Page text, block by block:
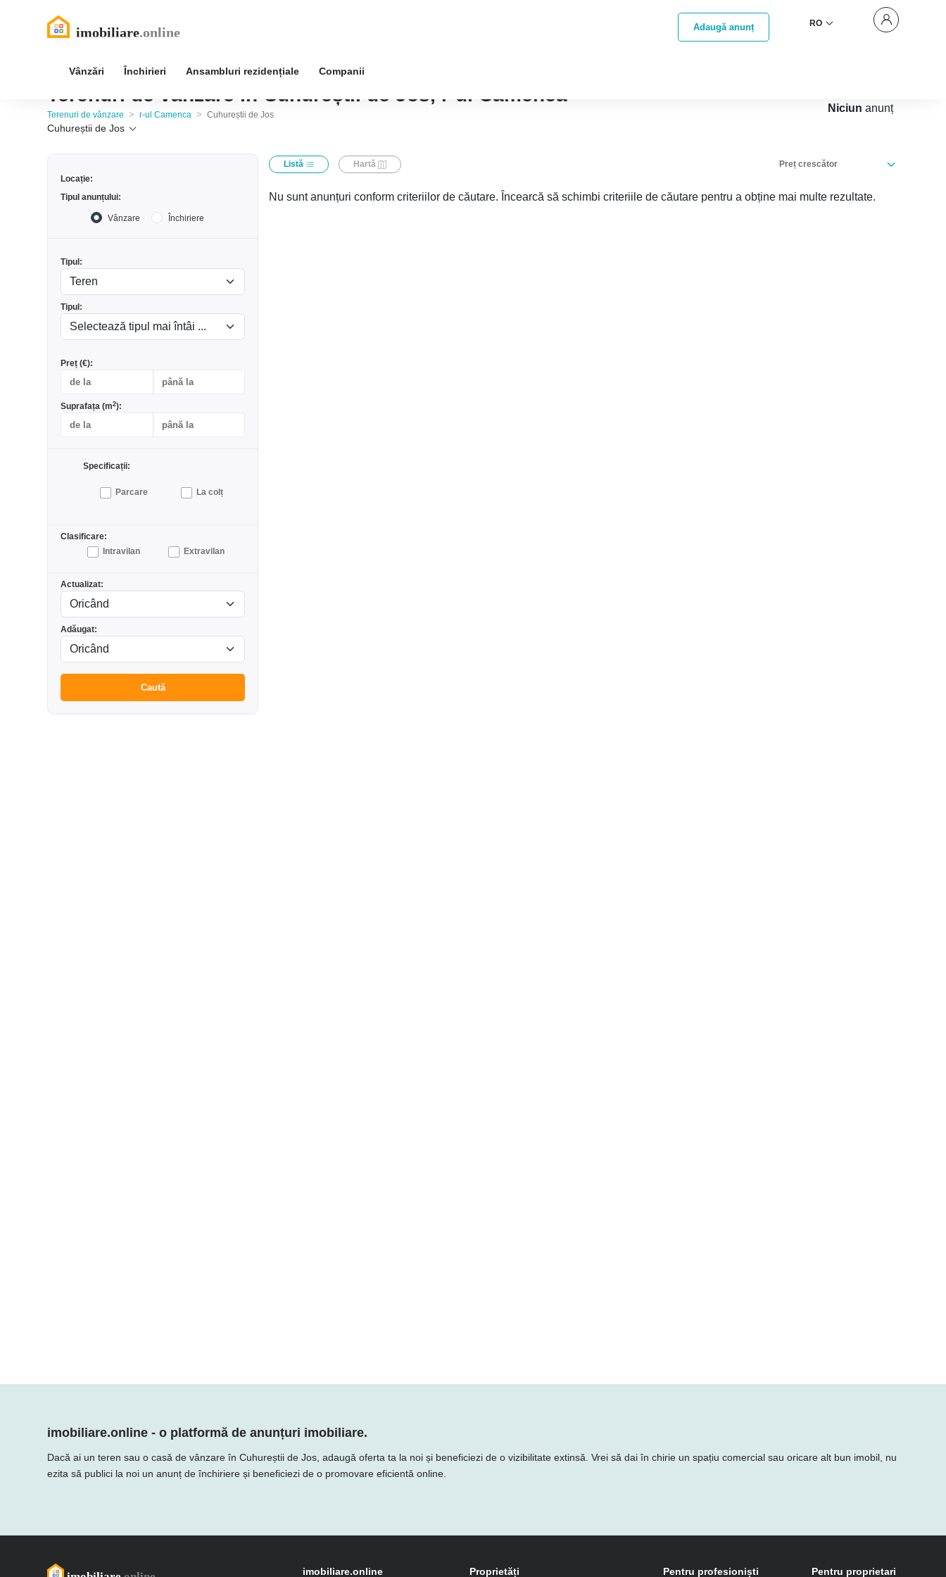
Adaugă anunț RO
Vânzări Închirieri Ansambluri rezidențiale Companii
Terenuri de vânzare în Cuhureștii de Jos, r-ul Camenca
Terenuri de vânzare > r-ul Camenca > Cuhureștii de Jos
Cuhureștii de Jos
Niciun anunț
Locație:
Tipul anunțului:
Vânzare Închiriere
Tipul:
Tipul:
Preț (€):
Suprafața (m2):
Specificații:
Parcare La colț
Clasificare:
Intravilan
Extravilan
Actualizat:
Adăugat:
Caută
Listă Hartă Preț crescător
Nu sunt anunțuri conform criteriilor de căutare. Încearcă să schimbi criteriile de căutare pentru a obține mai multe rezultate.
imobiliare.online - o platformă de anunțuri imobiliare.
Dacă ai un teren sau o casă de vânzare în Cuhureștii de Jos, adaugă oferta ta la noi și beneficiezi de o vizibilitate extinsă. Vrei să dai în chirie un spațiu comercial sau oricare alt bun imobil, nu
ezita să publici la noi un anunț de închiriere și beneficiezi de o promovare eficientă online.
imobiliare.online Proprietăți Pentru profesioniști Pentru proprietari